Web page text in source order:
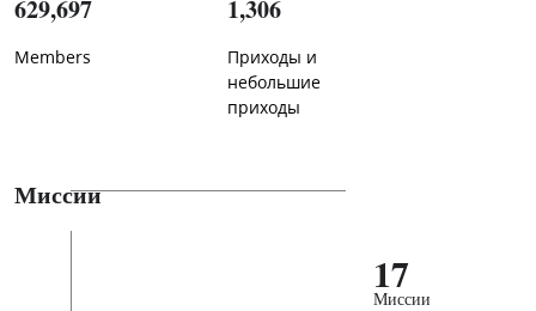
629,697
Members
1,306
Приходы и
небольшие
приходы
Миссии
17
Миссии